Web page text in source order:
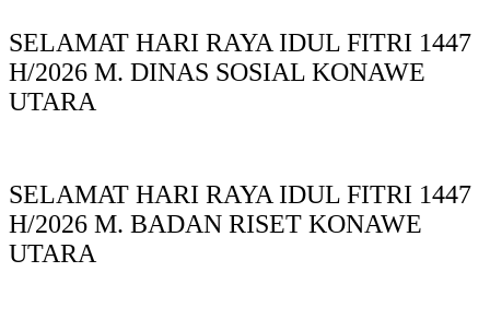
SELAMAT HARI RAYA IDUL FITRI 1447
H/2026 M. DINAS SOSIAL KONAWE
UTARA
SELAMAT HARI RAYA IDUL FITRI 1447
H/2026 M. BADAN RISET KONAWE
UTARA